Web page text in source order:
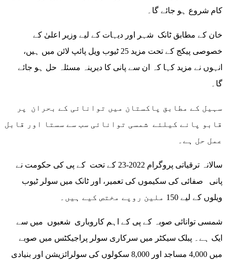
کام شروع ہو جائے گا۔
خصوصی پیکج کے تحت مزید 25 ٹیوب ویل پائپ لائن میں ہیں،
انہوں نے مزید کہا کہ ان سے پانی کا دیرینہ مسئلہ حل ہو جائے
گا۔
قابو پانے کیلئے شمسی توانائی سب سے سستا اور قابل
عمل حل ہے۔
سالانہ ترقیاتی پروگرام 2022-23 کے تحت کے پی کی حکومت نے
پانی صفائی کی سکیموں کی تعمیر، اور ٹانک میں سولر ٹیوب
ویلوں کے لیے 150 ملین روپے مختص کیے ہیں۔
شمسی توانائی صوبہ کے پی کے اہم کاروباری شعبوں میں سے
ایک ہے۔ پبلک سیکٹر میں سرکاری سولر پراجیکٹس میں صوبے
میں 4,000 مساجد اور 8,000 سکولوں کی سولرائزیشن اور بنیادی